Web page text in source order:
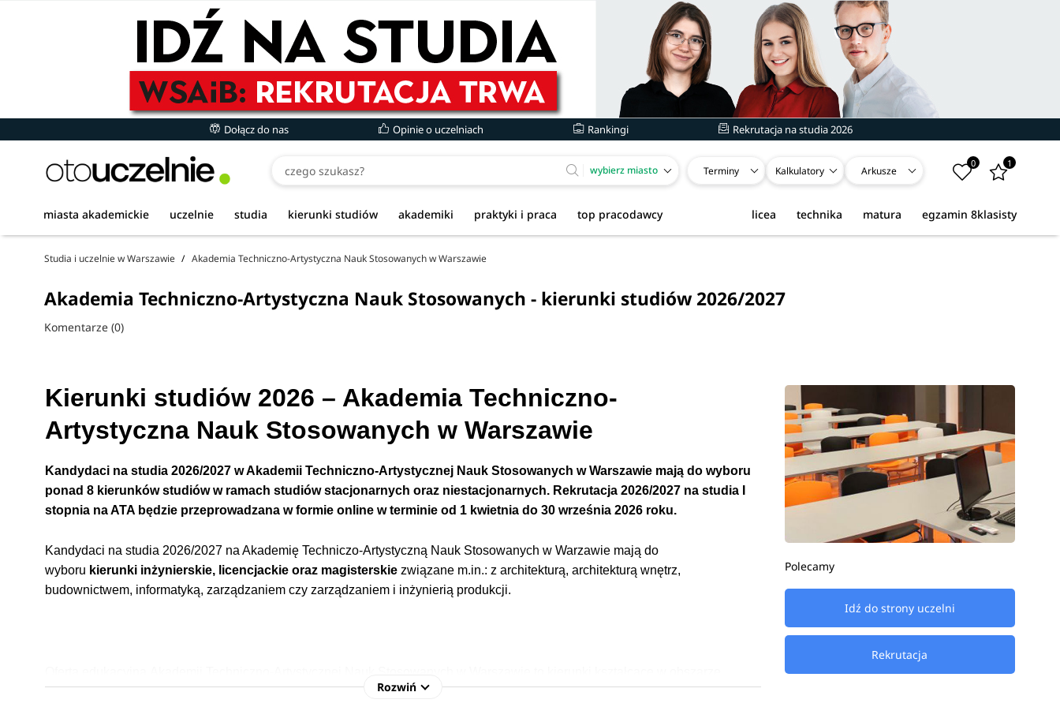
Dołącz do nas Opinie o uczelniach Rankingi Rekrutacja na studia 2026
wybierz miasto Terminy Kalkulatory Arkusze
0 1
miasta akademickie uczelnie studia kierunki studiów akademiki praktyki i praca top pracodawcy egzamin 8klasisty
matura
technika
licea
Studia i uczelnie w Warszawie Akademia Techniczno-Artystyczna Nauk Stosowanych w Warszawie
Akademia Techniczno-Artystyczna Nauk Stosowanych - kierunki studiów 2026/2027
Komentarze (0)
Kierunki studiów 2026 – Akademia Techniczno-
Artystyczna Nauk Stosowanych w Warszawie
Kandydaci na studia 2026/2027w Akademii Techniczno-Artystycznej Nauk Stosowanych w Warszawie mają do wyboru
ponad 8 kierunków studiów w ramach studiów stacjonarnych oraz niestacjonarnych. Rekrutacja 2026/2027 na studia I
stopnia na ATA będzie przeprowadzana w formie online w terminie od 1 kwietnia do 30 września 2026 roku.
Kandydaci na studia 2026/2027 na Akademię Techniczo-Artystyczną Nauk Stosowanych w Warzawie mają do
wyboru kierunki inżynierskie, licencjackie oraz magisterskie związane m.in.: z architekturą,architekturą wnętrz,
budownictwem, informatyką, zarządzaniem czy zarządzaniem i inżynierią produkcji.
techniczno- artystycznym. Istotnym elementem realizowanych kierunków jest poszerzanie wyboru specjalności, efektem czego
Rozwiń
Polecamy
Idź do strony uczelni
Rekrutacja